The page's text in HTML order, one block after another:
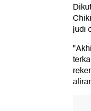
judi